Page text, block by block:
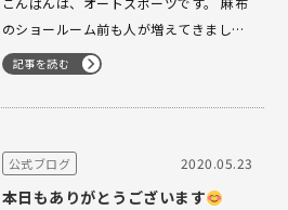
のショールーム前も人が増えてきまし
た。 以前と変わらない位の日曜日に感じ
ました。 コロナが終息し元気な日本に早
く戻って欲しいです。 車検にてお預かり
した。 いつもありがとう…
記事を読む
公式ブログ 2020.05.23
本日もありがとうございます